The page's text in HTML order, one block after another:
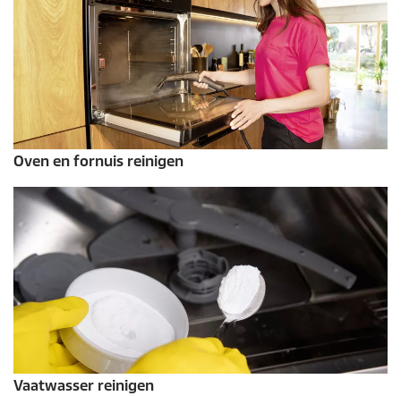
Oven en fornuis reinigen
Vaatwasser reinigen